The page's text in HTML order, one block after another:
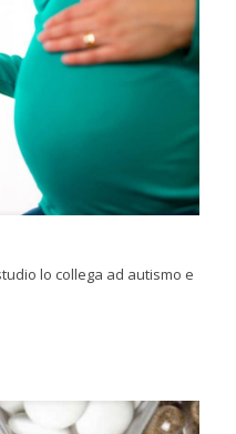
lo collega ad autismo e